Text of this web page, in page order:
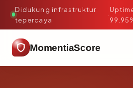
Didukung infrastruktur
tepercaya
·
MomentiaScore